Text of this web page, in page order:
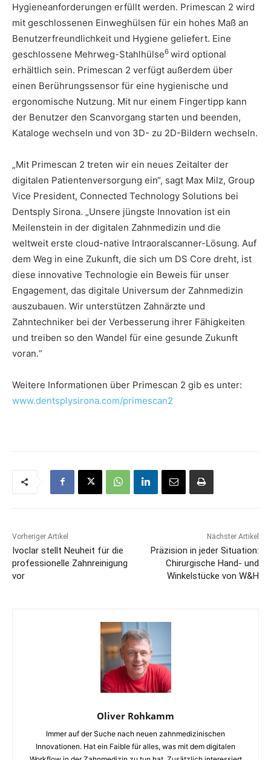
Hygieneanforderungen erfüllt werden. Primescan 2 wird
mit geschlossenen Einweghülsen für ein hohes Maß an
Benutzerfreundlichkeit und Hygiene geliefert. Eine
geschlossene Mehrweg-Stahlhülse6 wird optional
erhältlich sein. Primescan 2 verfügt außerdem über
einen Berührungssensor für eine hygienische und
ergonomische Nutzung. Mit nur einem Fingertipp kann
der Benutzer den Scanvorgang starten und beenden,
Kataloge wechseln und von 3D- zu 2D-Bildern wechseln.
„Mit Primescan 2 treten wir ein neues Zeitalter der
digitalen Patientenversorgung ein“, sagt Max Milz, Group
Vice President, Connected Technology Solutions bei
Dentsply Sirona. „Unsere jüngste Innovation ist ein
Meilenstein in der digitalen Zahnmedizin und die
weltweit erste cloud-native Intraoralscanner-Lösung. Auf
dem Weg in eine Zukunft, die sich um DS Core dreht, ist
diese innovative Technologie ein Beweis für unser
Engagement, das digitale Universum der Zahnmedizin
auszubauen. Wir unterstützen Zahnärzte und
Zahntechniker bei der Verbesserung ihrer Fähigkeiten
und treiben so den Wandel für eine gesunde Zukunft
voran.“
Weitere Informationen über Primescan 2 gib es unter:
www.dentsplysirona.com/primescan2
Vorheriger Artikel
Ivoclar stellt Neuheit für die
professionelle Zahnreinigung
vor
Nächster Artikel
Präzision in jeder Situation:
Chirurgische Hand- und
Winkelstücke von W&H
Oliver Rohkamm
Immer auf der Suche nach neuen zahnmedizinischen
Innovationen. Hat ein Faible für alles, was mit dem digitalen